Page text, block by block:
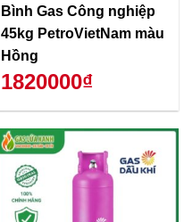
Bình Gas Công nghiệp
45kg PetroVietNam màu
Hồng
1820000₫